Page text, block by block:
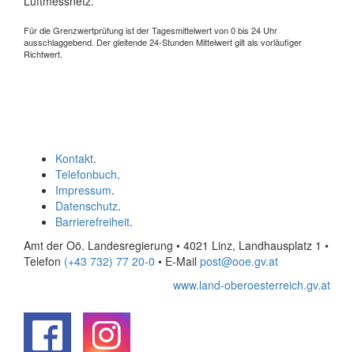
Für die Grenzwertprüfung ist der Tagesmittelwert von 0 bis 24 Uhr
ausschlaggebend. Der gleitende 24-Stunden Mittelwert gilt als vorläufiger
Richtwert.
Kontakt.
Telefonbuch.
Impressum.
Datenschutz.
Barrierefreiheit.
Amt der Oö. Landesregierung • 4021 Linz, Landhausplatz 1 •
Telefon (+43 732) 77 20-0 • E-Mail post@ooe.gv.at
www.land-oberoesterreich.gv.at